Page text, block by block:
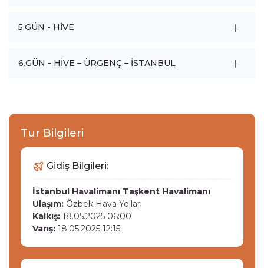
5.GÜN - HİVE
6.GÜN - HİVE – ÜRGENÇ – İSTANBUL
Tur Bilgileri
Gidiş Bilgileri:
İstanbul Havalimanı Taşkent Havalimanı
Ulaşım: Özbek Hava Yolları
Kalkış: 18.05.2025 06:00
Varış: 18.05.2025 12:15